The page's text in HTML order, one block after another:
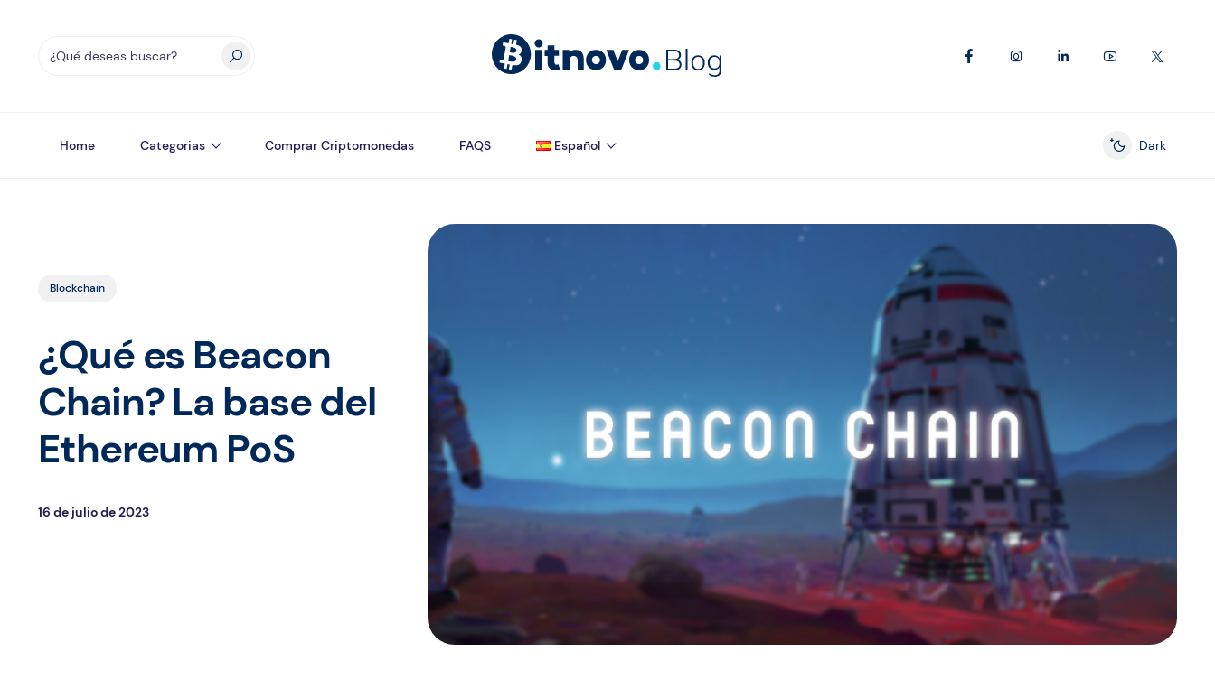
Home Categorias Comprar Criptomonedas FAQS Español
Enable dark
Dark
Blockchain
¿Qué es Beacon
Chain? La base del
Ethereum PoS
16 de julio de 2023